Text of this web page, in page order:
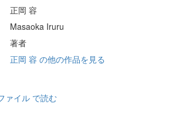
正岡 容
Masaoka Iruru
著者
正岡 容 の他の作品を見る
ァイル で読む